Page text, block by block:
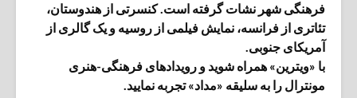
فرهنگی شهر نشات گرفته است. کنسرتی از هندوستان،
تئاتری از فرانسه، نمایش فیلمی از روسیه و یک گالری از
آمریکای جنوبی.
با «ویترین» همراه شوید و رویدادهای فرهنگی-هنری
مونترال را به سلیقه «مداد» تجربه نمایید.